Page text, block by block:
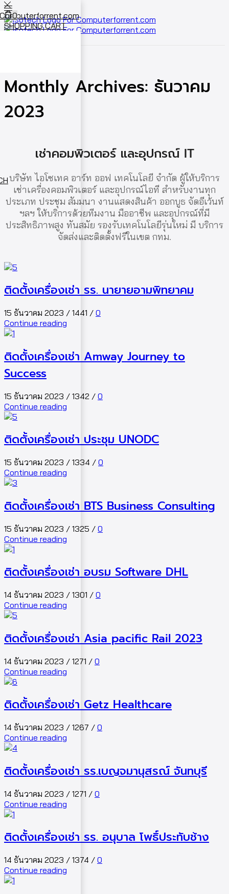
0
SHOPPING CART
Monthly Archives: ธันวาคม
2023
เช่าคอมพิวเตอร์ และอุปกรณ์ IT
บริษัท ไอโซเทค อาร์ท ออฟ เทคโนโลยี จำกัด ผู้ให้บริการ
เช่าเครื่องคอมพิวเตอร์ และอุปกรณ์ไอที สำหรับงานทุก
ประเภท ประชุม สัมมนา งานแสดงสินค้า ออกบูธ จัดอีเว้นท์
ฯลฯ ให้บริการด้วยทีมงาน มืออาชีพ และอุปกรณ์ที่มี
ประสิทธิภาพสูง ทันสมัย รองรับเทคโนโลยีรุ่นใหม่ มี บริการ
จัดส่งและติดตั้งฟรีในเขต กทม.
ติดตั้งเครื่องเช่า รร. นายายอามพิทยาคม
15 ธันวาคม 2023 / 1441 / 0
Continue reading
ติดตั้งเครื่องเช่า Amway Journey to
Success
15 ธันวาคม 2023 / 1342 / 0
Continue reading
ติดตั้งเครื่องเช่า ประชุม UNODC
15 ธันวาคม 2023 / 1334 / 0
Continue reading
ติดตั้งเครื่องเช่า BTS Business Consulting
15 ธันวาคม 2023 / 1325 / 0
Continue reading
ติดตั้งเครื่องเช่า อบรม Software DHL
14 ธันวาคม 2023 / 1301 / 0
Continue reading
ติดตั้งเครื่องเช่า Asia pacific Rail 2023
14 ธันวาคม 2023 / 1271 / 0
Continue reading
ติดตั้งเครื่องเช่า Getz Healthcare
14 ธันวาคม 2023 / 1267 / 0
Continue reading
ติดตั้งเครื่องเช่า รร.เบญจมานุสรณ์ จันทบุรี
14 ธันวาคม 2023 / 1271 / 0
Continue reading
ติดตั้งเครื่องเช่า รร. อนุบาล โพธิ์ประทับช้าง
14 ธันวาคม 2023 / 1374 / 0
Continue reading